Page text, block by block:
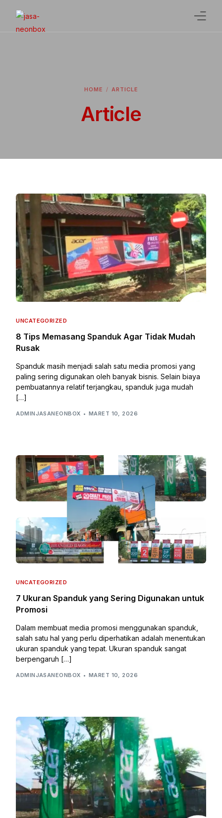
HOME ARTICLE
Article
UNCATEGORIZED
8 Tips Memasang Spanduk Agar Tidak Mudah
Rusak
Spanduk masih menjadi salah satu media promosi yang
paling sering digunakan oleh banyak bisnis. Selain biaya
pembuatannya relatif terjangkau, spanduk juga mudah
[…]
ADMINJASANEONBOX MARET 10, 2026
UNCATEGORIZED
7 Ukuran Spanduk yang Sering Digunakan untuk
Promosi
Dalam membuat media promosi menggunakan spanduk,
salah satu hal yang perlu diperhatikan adalah menentukan
ukuran spanduk yang tepat. Ukuran spanduk sangat
berpengaruh […]
ADMINJASANEONBOX MARET 10, 2026